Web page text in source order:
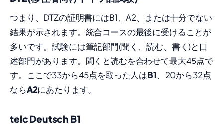
つまり、DTZの証明書にはB1、A2、または十分でない
結果が示されます。統合コースの最後に受けることが
多いです。試験には筆記部門(聞く、読む、書く)と口
述部門があります。聞くと読むを合わせて最大45点で
す。ここで33から45点を取った人はB1、20から32点
ならA2にあたります。
telc Deutsch B1